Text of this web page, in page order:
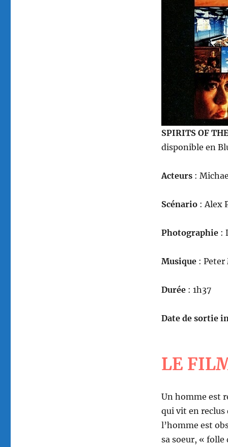
SPIRITS OF
disponible en
Acteurs:
Scénario : Alex
Photographie:
Musique :
Durée: 1h37
Date de sortie
LE
Un homme est
qui vit en reclus
l’homme est
sa soeur, « folle